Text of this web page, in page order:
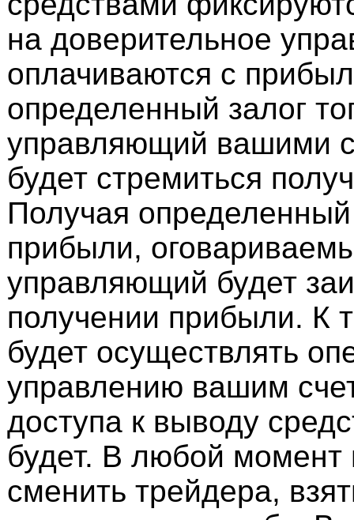
на доверительное
оплачиваются с
определенный залог
управляющий вашими
будет стремиться
Получая
прибыли,
управляющий будет
получении прибыли. К
будет осуществлять
управлению вашим
доступа к выводу
будет. В любой
сменить трейдера,